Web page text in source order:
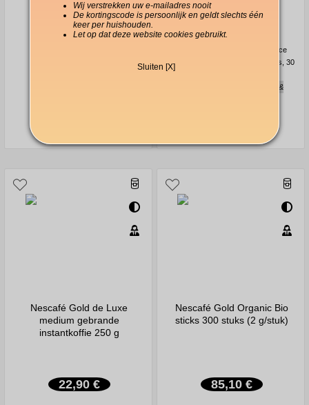
Nescafé Espresso Intenso Dolce
Gusto-compatibele koffiecapsules, 30
Vol, fluweelzacht, nootachtig &
Nescafé Gold de Luxe
medium gebrande
instantkoffie 250 g
22,90 €
Nescafé Gold Organic Bio
sticks 300 stuks (2 g/stuk)
85,10 €
Wij verstrekken uw e-mailadres nooit
De kortingscode is persoonlijk en geldt slechts één
keer per huishouden.
Let op dat deze website cookies gebruikt.
Sluiten [X]